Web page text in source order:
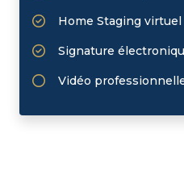
Home Staging virtuel
Signature
Vidéo